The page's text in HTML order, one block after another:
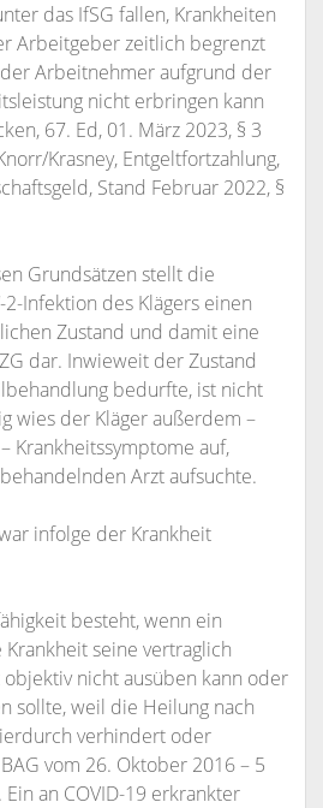
das IfSG fallen, Krankheiten
Arbeitgeber zeitlich begrenzt
der Arbeitnehmer aufgrund der
nicht erbringen kann
67. Ed, 01. März 2023, § 3
Krasney, Entgeltfortzahlung,
Stand Februar 2022, §
stellt die
2-Infektion des Klägers einen
Zustand und damit eine
dar. Inwieweit der Zustand
bedurfte, ist nicht
wies der Kläger außerdem –
Krankheitssymptome auf,
Arzt aufsuchte.
der Krankheit
besteht, wenn ein
seine vertraglich
nicht ausüben kann oder
sollte, weil die Heilung nach
verhindert oder
vom 26. Oktober 2016 – 5
Ein an COVID-19 erkrankter